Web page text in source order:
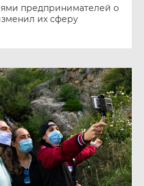
предпринимателей о
их сферу